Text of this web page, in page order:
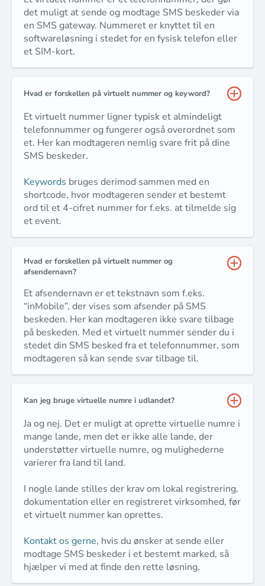
det muligt at sende og modtage SMS beskeder via
en SMS gateway. Nummeret er knyttet til en
softwareløsning i stedet for en fysisk telefon eller
et SIM-kort.
Hvad er forskellen på virtuelt nummer og keyword?
Et virtuelt nummer ligner typisk et almindeligt
telefonnummer og fungerer også overordnet som
et. Her kan modtageren nemlig svare frit på dine
SMS beskeder.
Keywords bruges derimod sammen med en
shortcode, hvor modtageren sender et bestemt
ord til et 4-cifret nummer for f.eks. at tilmelde sig
et event.
Hvad er forskellen på virtuelt nummer og
afsendernavn?
Et afsendernavn er et tekstnavn som f.eks.
“inMobile”, der vises som afsender på SMS
beskeden. Her kan modtageren ikke svare tilbage
på beskeden. Med et virtuelt nummer sender du i
stedet din SMS besked fra et telefonnummer, som
modtageren så kan sende svar tilbage til.
Kan jeg bruge virtuelle numre i udlandet?
Ja og nej. Det er muligt at oprette virtuelle numre i
mange lande, men det er ikke alle lande, der
understøtter virtuelle numre, og mulighederne
varierer fra land til land.
I nogle lande stilles der krav om lokal registrering,
dokumentation eller en registreret virksomhed, før
et virtuelt nummer kan oprettes.
Kontakt os gerne, hvis du ønsker at sende eller
modtage SMS beskeder i et bestemt marked, så
hjælper vi med at finde den rette løsning.